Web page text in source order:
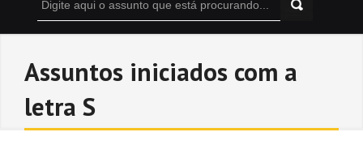
Assuntos iniciados com a
letra S